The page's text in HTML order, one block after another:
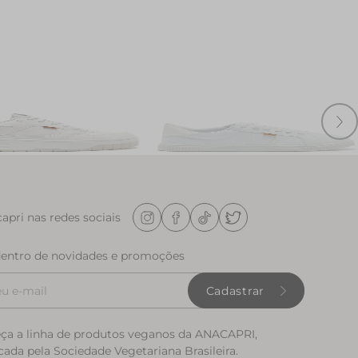
Branco
R$ 159,90
nas redes sociais
de novidades e promoções
Cadastrar
a linha de produtos veganos da ANACAPRI,
pela Sociedade Vegetariana Brasileira.